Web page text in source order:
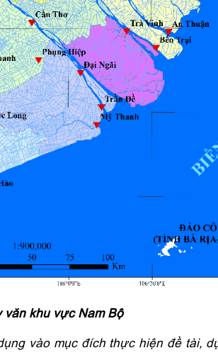
văn khu vực Nam Bộ
vào mục đích thực hiện đề tài,